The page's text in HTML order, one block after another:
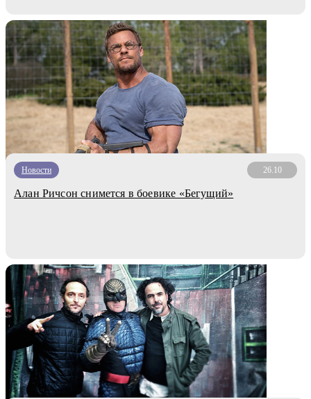
Новости 26.10
Алан Ричсон снимется в боевике «Бегущий»